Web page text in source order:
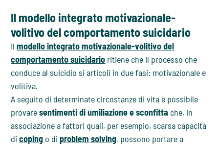
Il modello integrato motivazionale-
volitivo del comportamento suicidario
Ilmodello integrato motivazionale-volitivo del
comportamento suicidario ritiene che il processo che
conduce al suicidio si articoli in due fasi: motivazionale e
volitiva.
A seguito di determinate circostanze di vita è possibile
provaresentimenti di umiliazione e sconfitta che, in
associazione a fattori quali, per esempio, scarsa capacità
dicoping o diproblem solving, possono portare a